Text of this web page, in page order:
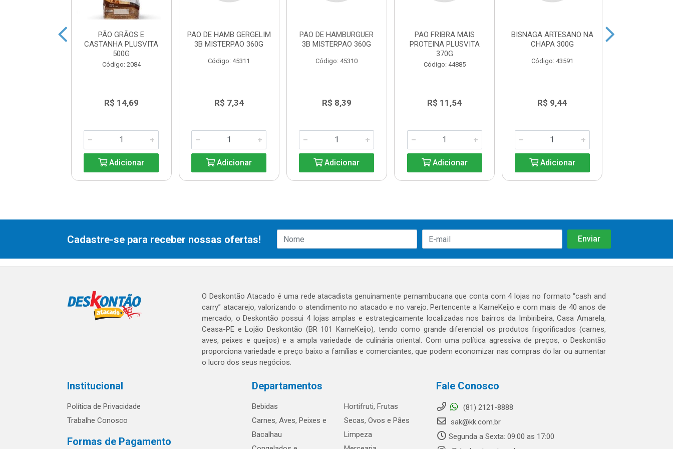
PÃO GRÃOS E
CASTANHA PLUSVITA
500G
Código: 2084
R$ 14,69
Adicionar
PAO DE HAMB GERGELIM
3B MISTERPAO 360G
Código: 45311
R$ 7,34
Adicionar
PAO DE HAMBURGUER
3B MISTERPAO 360G
Código: 45310
R$ 8,39
Adicionar
PAO FRIBRA MAIS
PROTEINA PLUSVITA
370G
Código: 44885
R$ 11,54
Adicionar
BISNAGA ARTESANO NA
CHAPA 300G
Código: 43591
R$ 9,44
Adicionar
Cadastre-se para receber nossas ofertas!
O Deskontão Atacado é uma rede atacadista genuinamente pernambucana que conta com 4 lojas no formato “cash and
carry” atacarejo, valorizando o atendimento no atacado e no varejo. Pertencente a KarneKeijo e com mais de 40 anos de
mercado, o Deskontão possui 4 lojas amplas e estrategicamente localizadas nos bairros da Imbiribeira, Casa Amarela,
Ceasa-PE e Lojão Deskontão (BR 101 KarneKeijo), tendo como grande diferencial os produtos frigorificados (carnes,
aves, peixes e queijos) e a ampla variedade de culinária oriental. Com uma política agressiva de preços, o Deskontão
proporciona variedade e preço baixo a famílias e comerciantes, que podem economizar nas compras do lar ou aumentar
o lucro dos seus negócios.
Institucional
Política de Privacidade
Trabalhe Conosco
Formas de Pagamento
Departamentos
Bebidas
Carnes, Aves, Peixes e
Bacalhau
Hortifruti, Frutas
Secas, Ovos e Pães
Limpeza
Fale Conosco
(81) 2121-8888
sak@kk.com.br
Segunda a Sexta: 09:00 as 17:00